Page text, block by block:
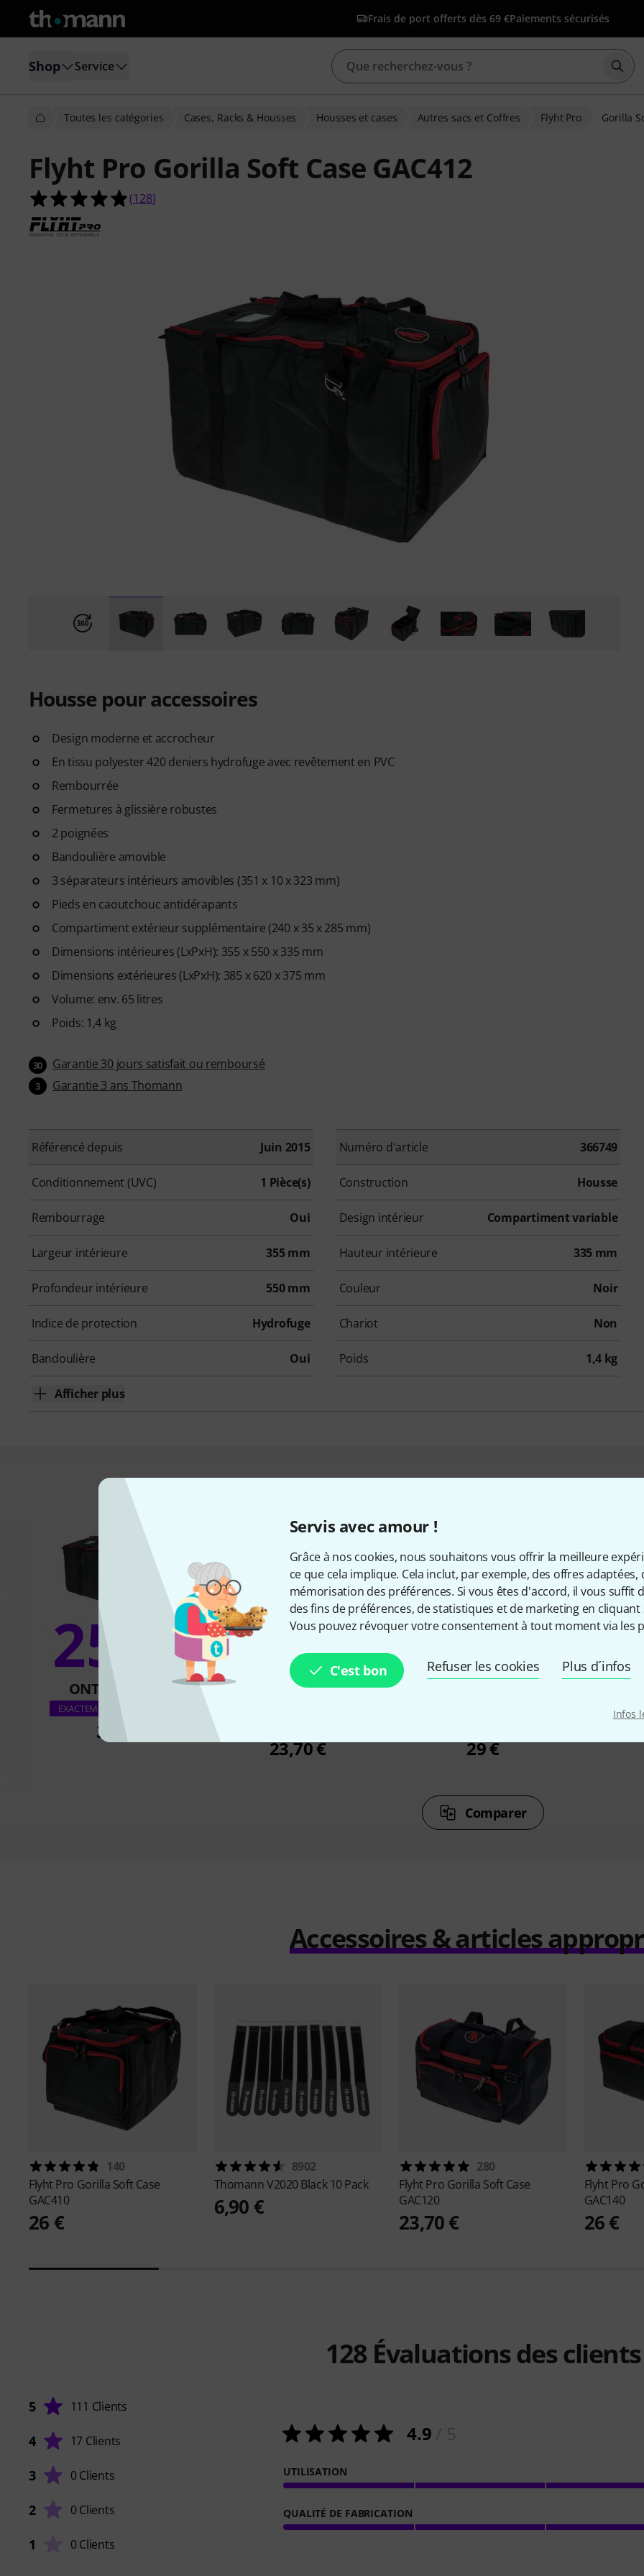
Servis avec amour !
Grâce à nos cookies, nous souhaitons vous offrir la meilleure
ce que cela implique. Cela inclut, par exemple, des offres
mémorisation des préférences. Si vous êtes d'accord, il vous suffit
des fins de préférences, de statistiques et de marketing en
Vous pouvez révoquer votre consentement à tout moment via les
C'est bon Refuser les cookies Plus d´infos
Infos
Frais de port offerts dès 69 €Paiements sécurisés
Shop Service
Toutes les catégories Cases, Racks & Housses Housses et cases Autres sacs et Coffres Flyht Pro Gorilla
Flyht Pro Gorilla Soft Case GAC412
4.9 étoiles sur 5 d'après 128 évaluations clients
(128)
Housse pour accessoires
Design moderne et accrocheur
En tissu polyester 420 deniers hydrofuge avec revêtement en PVC
Rembourrée
Fermetures à glissière robustes
2 poignées
Bandoulière amovible
3 séparateurs intérieurs amovibles (351 x 10 x 323 mm)
Pieds en caoutchouc antidérapants
Compartiment extérieur supplémentaire (240 x 35 x 285 mm)
Dimensions intérieures (LxPxH): 355 x 550 x 335 mm
Dimensions extérieures (LxPxH): 385 x 620 x 375 mm
Volume: env. 65 litres
Poids: 1,4 kg
30 Garantie 30 jours satisfait ou remboursé
3 Garantie 3 ans Thomann
Référencé depuis Juin 2015 Numéro d'article 366749
Conditionnement (UVC) 1 Pièce(s) Construction Housse
Rembourrage Oui Design intérieur Compartiment variable
Largeur intérieure 355 mm Hauteur intérieure 335 mm
Profondeur intérieure 550 mm Couleur Noir
Indice de protection Hydrofuge Chariot Non
Bandoulière Oui Poids 1,4 kg
Afficher plus
25%
ONT ACHETÉ
EXACTEMENT CE PRODUIT
33 €
9%
ONT ACHETÉ
23,70 €
9%
29 €
Flyht
Comparer
Accessoires & articles
140
Flyht Pro Gorilla Soft Case
GAC410
26 €
8902
ThomannV2020 Black 10 Pack
6,90 €
280
Flyht Pro Gorilla Soft Case
GAC120
23,70 €
Flyht Pro
GAC140
26 €
128 Évaluations des clients
5 111 Clients
4 17 Clients
3 0 Clients
2 0 Clients
1 0 Clients
4.9
UTILISATION
QUALITÉ DE FABRICATION